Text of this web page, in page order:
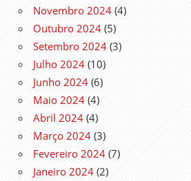
Novembro 2024 (4)
Outubro 2024 (5)
Setembro 2024 (3)
Julho 2024 (10)
Junho 2024 (6)
Maio 2024 (4)
Abril 2024 (4)
Março 2024 (3)
Fevereiro 2024 (7)
Janeiro 2024 (2)